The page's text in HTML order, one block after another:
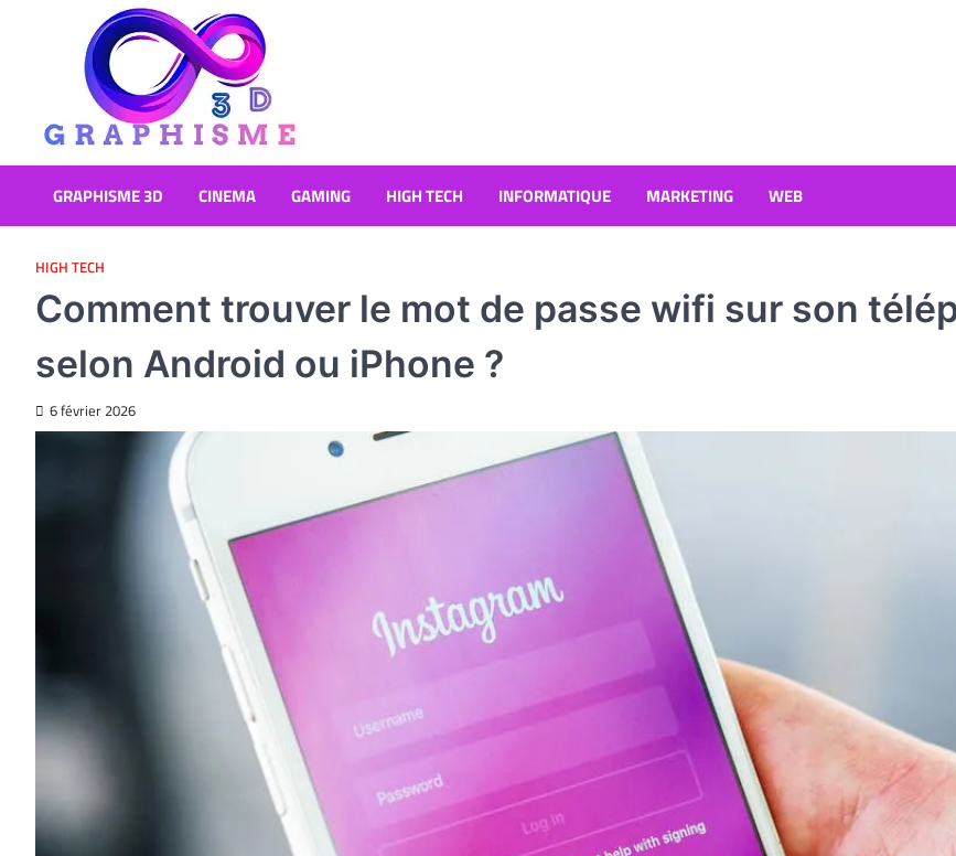
Graphisme 3D
GRAPHISME 3D CINEMA GAMING HIGH TECH INFORMATIQUE MARKETING WEB
HIGH TECH
Comment trouver le mot de passe wifi sur son
selon Android ou iPhone ?
6 février 2026